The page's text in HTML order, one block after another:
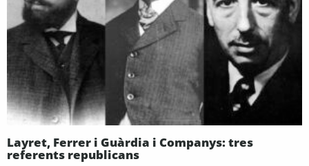
Layret, Ferrer i Guàrdia i Companys: tres
referents republicans